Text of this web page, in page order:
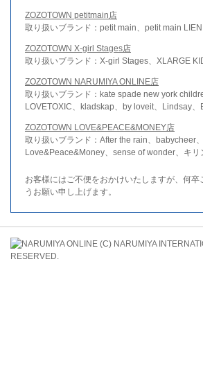
ZOZOTOWN petitmain店
取り扱いブランド：petit main、petit main
ZOZOTOWN X-girl Stages店
取り扱いブランド：X-girl Stages、XLARGE
ZOZOTOWN NARUMIYA ONLINE店
取り扱いブランド：kate spade new york
LOVETOXIC、kladskap、by loveit、Lindsay、
ZOZOTOWN LOVE&PEACE&MONEY店
取り扱いブランド：After the rain、babycheer、
Love&Peace&Money、sense of wonder、キリ
お客様にはご不便をおかけいたしますが、何卒
うお願い申し上げます。